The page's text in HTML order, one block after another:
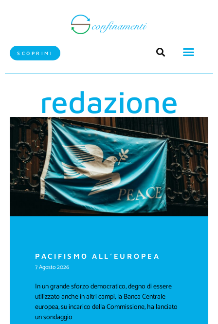
SCOPRIMI
redazione
PACIFISMO ALL’EUROPEA
7 Agosto 2026
In un grande sforzo democratico, degno di essere
utilizzato anche in altri campi, la Banca Centrale
europea, su incarico della Commissione, ha lanciato
un sondaggio